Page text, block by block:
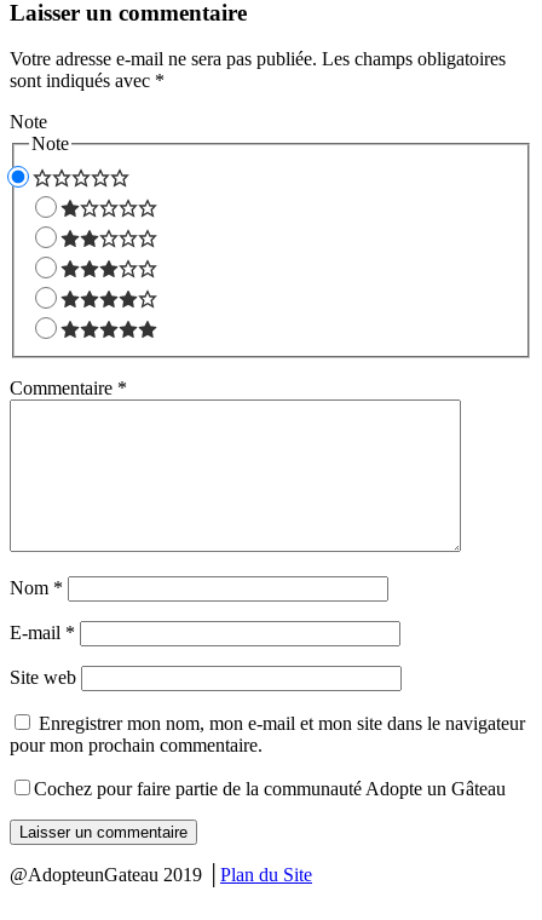
Laisser un commentaire
Votre adresse e-mail ne sera pas publiée. Les champs obligatoires
sont indiqués avec *
Note
Note
Commentaire *
Nom *
E-mail *
Site web
Enregistrer mon nom, mon e-mail et mon site dans le navigateur
pour mon prochain commentaire.
Cochez pour faire partie de la communauté Adopte un Gâteau
@AdopteunGateau 2019 │ Plan du Site